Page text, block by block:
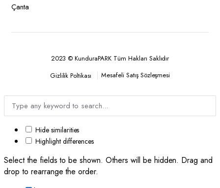
Çanta
2023 © KunduraPARK Tüm Hakları Saklıdır
Gizlilik Poltikası
Mesafeli Satış Sözleşmesi
Hide similarities
Highlight differences
Select the fields to be shown. Others will be hidden. Drag and
drop to rearrange the order.